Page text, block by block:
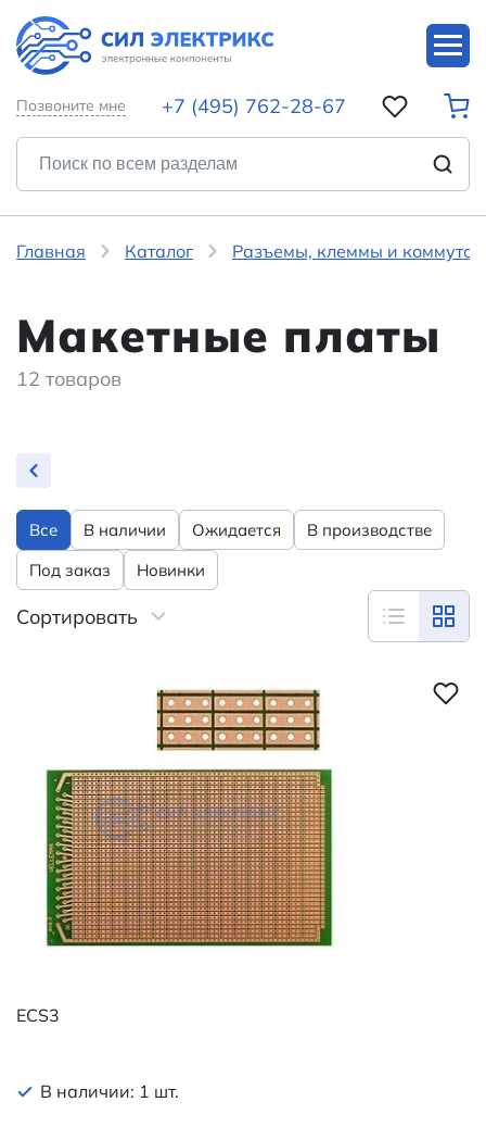
Позвоните мне +7 (495) 762-28-67
Главная Каталог Разъемы, клеммы и
Макетные платы
12 товаров
Все В наличии Ожидается
В производстве
Под заказ
Новинки
Сортировать
ECS3
В наличии: 1 шт.